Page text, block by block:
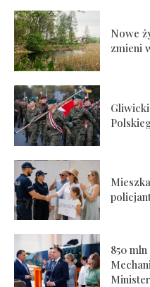
Nowe
zmieni
850